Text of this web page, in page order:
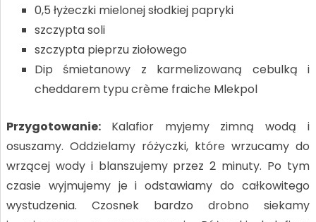
0,5 łyżeczki mielonej słodkiej papryki
szczypta soli
szczypta pieprzu ziołowego
Dip śmietanowy z karmelizowaną cebulką i
cheddarem typu crème fraiche Mlekpol
Przygotowanie: Kalafior myjemy zimną wodą i
osuszamy. Oddzielamy różyczki, które wrzucamy do
wrzącej wody i blanszujemy przez 2 minuty. Po tym
czasie wyjmujemy je i odstawiamy do całkowitego
wystudzenia. Czosnek bardzo drobno siekamy